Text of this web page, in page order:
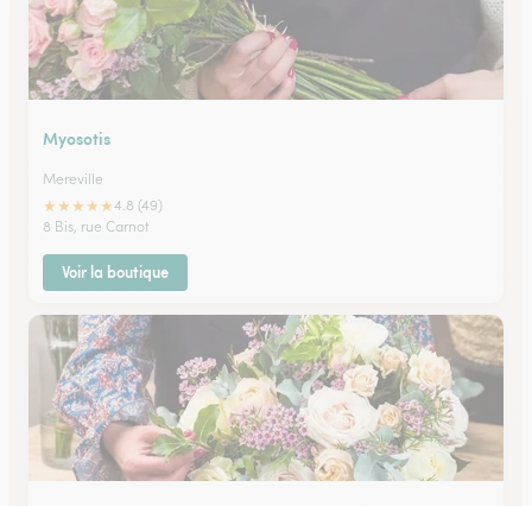
Myosotis
Mereville
★★★★★4.8 (49)
8 Bis, rue Carnot
Voir la boutique